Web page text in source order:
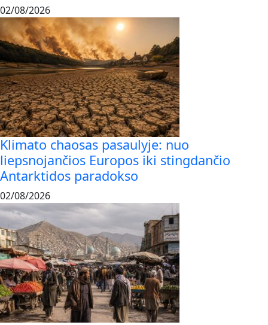
02/08/2026
Klimato chaosas pasaulyje: nuo
liepsnojančios Europos iki stingdančio
Antarktidos paradokso
02/08/2026